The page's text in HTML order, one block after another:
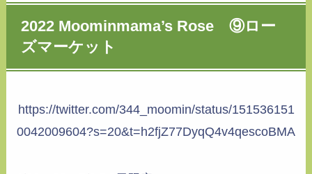
2022 Moominmama’s Rose ⑨ロー
ズマーケット
https://twitter.com/344_moomin/status/151536151
0042009604?s=20&t=h2fjZ77DyqQ4v4qescoBMA